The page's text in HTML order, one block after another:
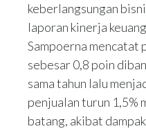
keberlangsungan
laporan kinerja
Sampoerna mencatat
sebesar 0,8 poin
sama tahun lalu
penjualan turun 1,5%
batang, akibat